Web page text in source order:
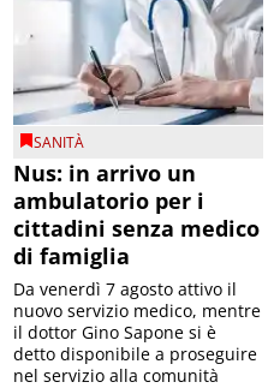
SANITÀ
Nus: in arrivo un
ambulatorio per i
cittadini senza medico
di famiglia
Da venerdì 7 agosto attivo il
nuovo servizio medico, mentre
il dottor Gino Sapone si è
detto disponibile a proseguire
nel servizio alla comunità